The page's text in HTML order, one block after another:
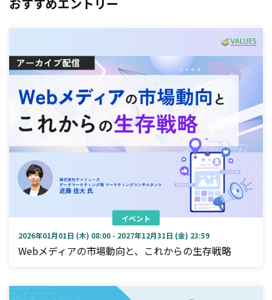
イベント
2026年01月01日 (木) 08:00 - 2027年12月31日 (金) 23:59
Webメディアの市場動向と、これからの生存戦略